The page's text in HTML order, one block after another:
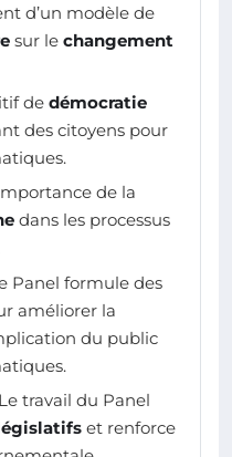
d’un modèle de
sur le changement
de démocratie
des citoyens pour
de la
dans les processus
Panel formule des
améliorer la
du public
travail du Panel
et renforce